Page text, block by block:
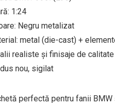
1:24
Negru metalizat
metal (die-cast) +
realiste și finisaje de calitate
nou, sigilat
perfectă pentru fanii